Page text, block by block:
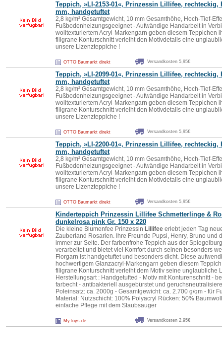
Teppich, »LI-2153-01«, Prinzessin Lillifee, rechteckig,
mm, handgetuftet
2,8 kg/m² Gesamtgewicht, 10 mm Gesamthöhe, Hoch-Tief-
Fußbodenheizungsgeeignet - Aufwändige Handarbeit in
wolltexturiertem Acryl-Markengarn geben diesem Teppichen
filigrane Konturschnitt verleiht den Motivdetails eine
unsere Lizenzteppiche !
OTTO Baumarkt direkt Versandkosten 5,95€
Teppich, »LI-2099-01«, Prinzessin Lillifee, rechteckig,
mm, handgetuftet
2,8 kg/m² Gesamtgewicht, 10 mm Gesamthöhe, Hoch-Tief-
Fußbodenheizungsgeeignet - Aufwändige Handarbeit in
wolltexturiertem Acryl-Markengarn geben diesem Teppichen
filigrane Konturschnitt verleiht den Motivdetails eine
unsere Lizenzteppiche !
OTTO Baumarkt direkt Versandkosten 5,95€
Teppich, »LI-2200-01«, Prinzessin Lillifee, rechteckig,
mm, handgetuftet
2,8 kg/m² Gesamtgewicht, 10 mm Gesamthöhe, Hoch-Tief-
Fußbodenheizungsgeeignet - Aufwändige Handarbeit in
wolltexturiertem Acryl-Markengarn geben diesem Teppichen
filigrane Konturschnitt verleiht den Motivdetails eine
unsere Lizenzteppiche !
OTTO Baumarkt direkt Versandkosten 5,95€
Kinderteppich Prinzessin Lillifee Schmetterlinge &
dunkelrosa pink Gr. 150 x 220
Die kleine Blumenfee Prinzessin Lillifee erlebt jeden Tag
Zauberland Rosarien. Ihre Freunde Pupsi, Henry, Bruno und
immer zur Seite. Der farbenfrohe Teppich aus der
verarbeitet und bietet viel Komfort durch seinen besonders
Florgarn ist handgetuftet und besonders dicht. Diese
hochwertigem Glanzacryl-Markengarn geben diesem
filigrane Konturschnitt verleiht dem Motiv seine unglaubliche
Herstellungsart : Handgetufted - Motiv mit Konturenschnitt -
farbecht - antibakteriell ausgebürstet und
Poleinsatz: ca. 2000g - Gesamtgewicht: ca. 2.700 g/qm - für
Material: Nutzschicht: 100% Polyacryl Rücken: 50%
einfache Pflege mit dem Staubsauger
MyToys.de Versandkosten 2,95€